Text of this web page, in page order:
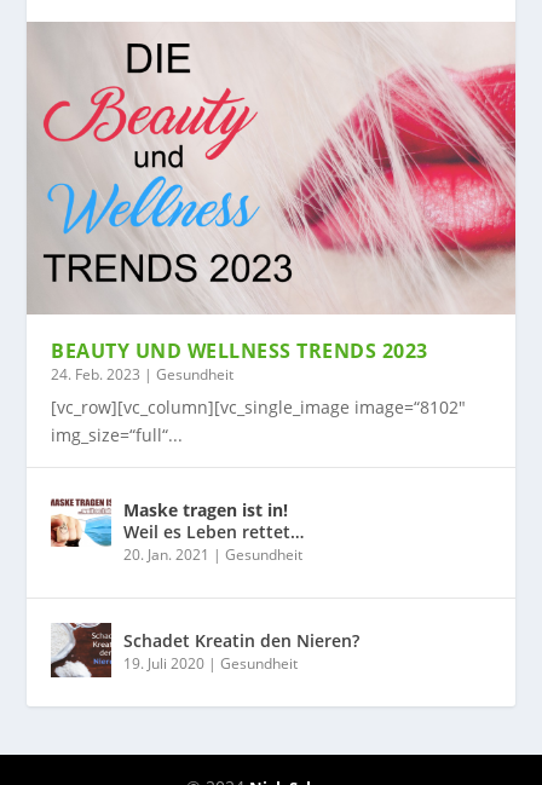
BEAUTY UND WELLNESS TRENDS 2023
24. Feb. 2023 |Gesundheit
[vc_row][vc_column][vc_single_image image=“8102″
img_size=“full“...
Maske tragen ist in!
Weil es Leben rettet…
20. Jan. 2021 |Gesundheit
Schadet Kreatin den Nieren?
19. Juli 2020 |Gesundheit